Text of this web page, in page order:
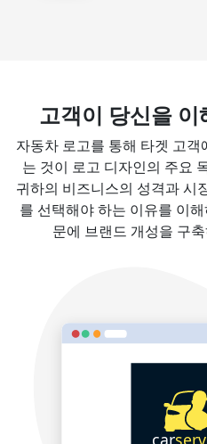
고객이 당신을
자동차 로고를 통해 타겟 고
는 것이 로고 디자인의 주요
귀하의 비즈니스의 성격과 시
를 선택해야 하는 이유를 이
문에 브랜드 개성을 구